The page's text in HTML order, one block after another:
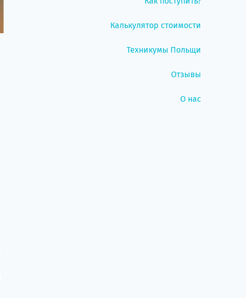
Калькулятор стоимости
Техникумы Польщи
Отзывы
О нас